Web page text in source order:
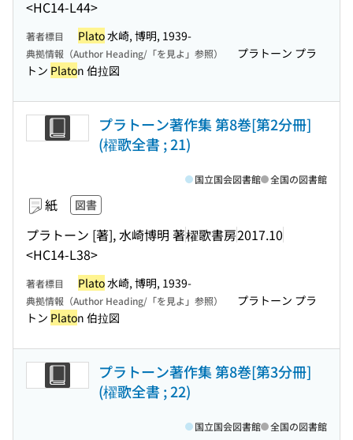
<HC14-L44>
著者標目 Plato水崎, 博明, 1939-
典拠情報（Author Heading/「を見よ」参照）
プラトーン プラ
トン Platon 伯拉図
プラトーン著作集 第8巻[第2分冊]
(櫂歌全書 ; 21)
紙 図書
プラトーン [著], 水崎博明 著櫂歌書房2017.10
<HC14-L38>
国立国会図書館 全国の図書館
著者標目 Plato水崎, 博明, 1939-
典拠情報（Author Heading/「を見よ」参照）
プラトーン プラ
トン Platon 伯拉図
プラトーン著作集 第8巻[第3分冊]
(櫂歌全書 ; 22)
国立国会図書館 全国の図書館